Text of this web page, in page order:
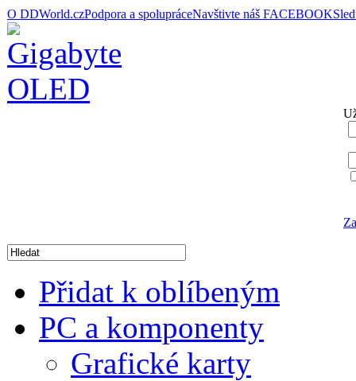
O DDWorld.czPodpora a spolupráceNavštivte náš FACEBOOK
Přidat k oblíbeným
PC a komponenty
Grafické karty